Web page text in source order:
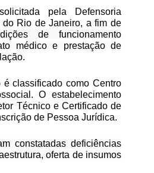
pela Defensoria
Rio de Janeiro, a fim de
de funcionamento
médico e prestação de
é classificado como Centro
O estabelecimento
Técnico e Certificado de
de Pessoa Jurídica.
constatadas deficiências
oferta de insumos